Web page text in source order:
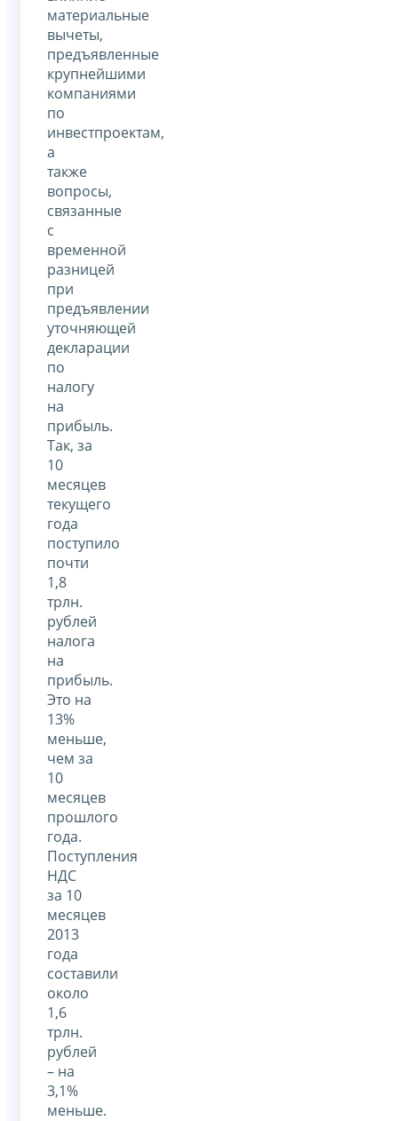
материальные
вычеты,
предъявленные
крупнейшими
компаниями
по
инвестпроектам,
а
также
вопросы,
связанные
с
временной
разницей
при
предъявлении
уточняющей
декларации
по
налогу
на
прибыль.
Так, за
10
месяцев
текущего
года
поступило
почти
1,8
трлн.
рублей
налога
на
прибыль.
Это на
13%
меньше,
чем за
10
месяцев
прошлого
года.
Поступления
НДС
за 10
месяцев
2013
года
составили
около
1,6
трлн.
рублей
– на
3,1%
меньше.